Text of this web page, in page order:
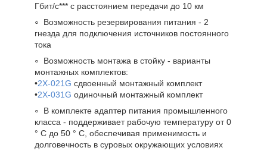
Гбит/с*** с расстоянием передачи до 10 км
Возможность резервирования питания - 2
гнезда для подключения источников постоянного
тока
Возможность монтажа в стойку - варианты
монтажных комплектов:
•2X-021G сдвоенный монтажный комплект
•2X-031G одиночный монтажный комплект
В комплекте адаптер питания промышленного
класса - поддерживает рабочую температуру от 0
° C до 50 ° C, обеспечивая применимость и
долговечность в суровых окружающих условиях